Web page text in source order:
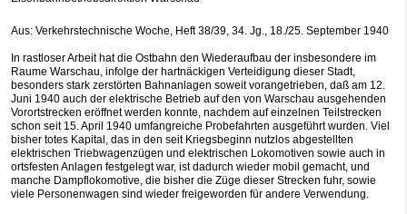
Aus: Verkehrstechnische Woche, Heft 38/39, 34. Jg., 18./25. September 1940
In rastloser Arbeit hat die Ostbahn den Wiederaufbau der insbesondere im
Raume Warschau, infolge der hartnäckigen Verteidigung dieser Stadt,
besonders stark zerstörten Bahnanlagen soweit vorangetrieben, daß am 12.
Juni 1940 auch der elektrische Betrieb auf den von Warschau ausgehenden
Vorortstrecken eröffnet werden konnte, nachdem auf einzelnen Teilstrecken
schon seit 15. April 1940 umfangreiche Probefahrten ausgeführt wurden. Viel
bisher totes Kapital, das in den seit Kriegsbeginn nutzlos abgestellten
elektrischen Triebwagenzügen und elektrischen Lokomotiven sowie auch in
ortsfesten Anlagen festgelegt war, ist dadurch wieder mobil gemacht, und
manche Dampflokomotive, die bisher die Züge dieser Strecken fuhr, sowie
viele Personenwagen sind wieder freigeworden für andere Verwendung.